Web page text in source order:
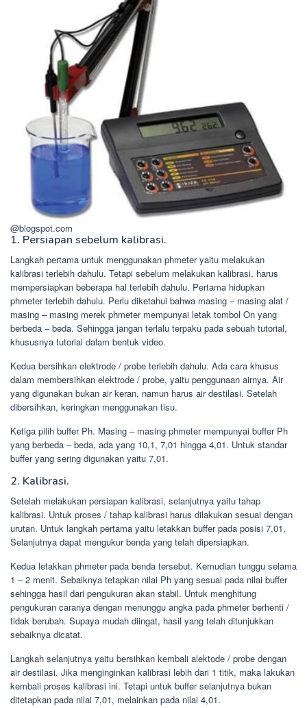
@blogspot.com
1. Persiapan sebelum kalibrasi.
Langkah pertama untuk menggunakan phmeter yaitu melakukan
kalibrasi terlebih dahulu. Tetapi sebelum melakukan kalibrasi, harus
mempersiapkan beberapa hal terlebih dahulu. Pertama hidupkan
phmeter terlebih dahulu. Perlu diketahui bahwa masing – masing alat /
masing – masing merek phmeter mempunyai letak tombol On yang
berbeda – beda. Sehingga jangan terlalu terpaku pada sebuah tutorial,
khususnya tutorial dalam bentuk video.
Kedua bersihkan elektrode / probe terlebih dahulu. Ada cara khusus
dalam membersihkan elektrode / probe, yaitu penggunaan airnya. Air
yang digunakan bukan air keran, namun harus air destilasi. Setelah
dibersihkan, keringkan menggunakan tisu.
Ketiga pilih buffer Ph. Masing – masing phmeter mempunyai buffer Ph
yang berbeda – beda, ada yang 10,1, 7,01 hingga 4,01. Untuk standar
buffer yang sering digunakan yaitu 7,01.
2. Kalibrasi.
Setelah melakukan persiapan kalibrasi, selanjutnya yaitu tahap
kalibrasi. Untuk proses / tahap kalibrasi harus dilakukan sesuai dengan
urutan. Untuk langkah pertama yaitu letakkan buffer pada posisi 7,01.
Selanjutnya dapat mengukur benda yang telah dipersiapkan.
Kedua letakkan phmeter pada benda tersebut. Kemudian tunggu selama
1 – 2 menit. Sebaiknya tetapkan nilai Ph yang sesuai pada nilai buffer
sehingga hasil dari pengukuran akan stabil. Untuk menghitung
pengukuran caranya dengan menunggu angka pada phmeter berhenti /
tidak berubah. Supaya mudah diingat, hasil yang telah ditunjukkan
sebaiknya dicatat.
Langkah selanjutnya yaitu bersihkan kembali alektode / probe dengan
air destilasi. Jika menginginkan kalibrasi lebih dari 1 titik, maka lakukan
kembali proses kalibrasi ini. Tetapi untuk buffer selanjutnya bukan
ditetapkan pada nilai 7,01, melainkan pada nilai 4,01.